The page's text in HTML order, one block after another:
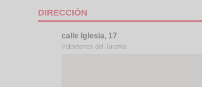
DIRECCIÓN
calle Iglesia, 17
Valdetorres del Jarama